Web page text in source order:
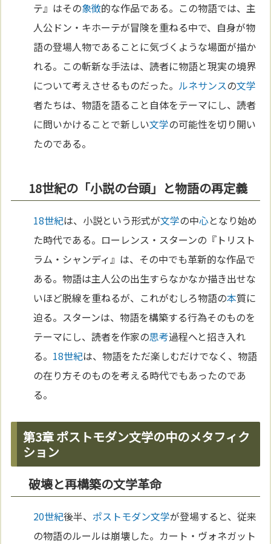
テ』はその象徴的な作品である。この物語では、主
人公ドン・キホーテが冒険を重ねる中で、自身が物
語の登場人物であることに気づくような場面が描か
れる。この斬新な手法は、読者に物語と現実の境界
について考えさせるものだった。 ルネサンスの文学
者たちは、物語を語ること自体をテーマにし、読者
に問いかけることで新しい文学の可能性を切り開い
たのである。
18世紀の「小説の台頭」と物語の再定義
18世紀は、小説という形式が文学の中心となり始め
た時代である。ローレンス・スターンの『トリスト
ラム・シャンディ』は、その中でも革新的な作品で
ある。物語は主人公の出生すらなかなか描き出せな
いほど脱線を重ねるが、これがむしろ物語の本質に
迫る。スターンは、物語を構築する行為そのものを
テーマにし、読者を作家の思考過程へと招き入れ
る。 18世紀は、物語をただ楽しむだけでなく、物語
の在り方そのものを考える時代でもあったのであ
る。
第3章 ポストモダン文学の中のメタフィク
ション
破壊と再構築の文学革命
20世紀後半、 ポストモダン文学が登場すると、従来
の物語のルールは崩壊した。カート・ヴォネガット